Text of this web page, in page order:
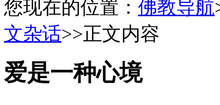
您现在的位置： 佛教导航
文杂话>>正文内容
爱是一种心境